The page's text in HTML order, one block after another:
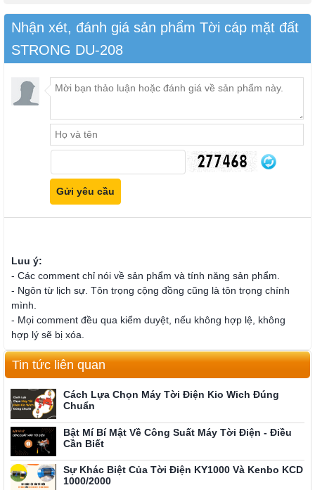
Nhận xét, đánh giá sản phẩm Tời cáp mặt đất
STRONG DU-208
Luu ý:
- Các comment chỉ nói về sản phẩm và tính năng sản phẩm.
- Ngôn từ lịch sự. Tôn trọng cộng đồng cũng là tôn trọng chính
mình.
- Mọi comment đều qua kiểm duyệt, nếu không hợp lệ, không
hợp lý sẽ bị xóa.
Tin tức liên quan
Cách Lựa Chọn Máy Tời Điện Kio Wich Đúng
Chuẩn
Bật Mí Bí Mật Về Công Suất Máy Tời Điện - Điều
Cần Biết
Sự Khác Biệt Của Tời Điện KY1000 Và Kenbo KCD
1000/2000